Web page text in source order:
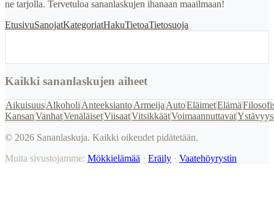
ne tarjolla. Tervetuloa sananlaskujen ihanaan maailmaan!
EtusivuSanojatKategoriatHakuTietoaTietosuoja
Kaikki sananlaskujen aiheet
AikuisuusAlkoholi AnteeksiantoArmeija AutoEläimetElämä
KansanVanhatVenäläisetViisaatVitsikkäätVoimaannuttavatYstävyys
© 2026 Sananlaskuja. Kaikki oikeudet pidätetään.
Muita sivustojamme: Mökkielämää · Eräily · Vaatehöyrystin